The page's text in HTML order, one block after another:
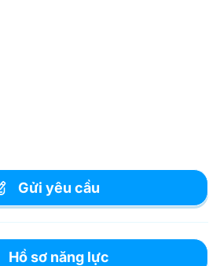
Gửi yêu cầu
Hồ sơ năng lực